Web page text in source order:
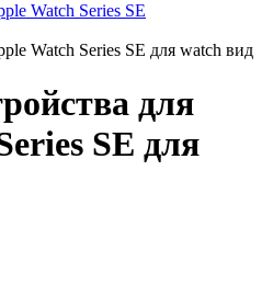
Watch Series SE
Watch Series SE для watch вид
для
SE для